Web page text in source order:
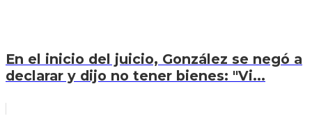
En el inicio del juicio, González se negó a
declarar y dijo no tener bienes: "Vi...